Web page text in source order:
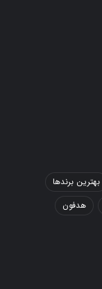
بهترین برندها
هدفون